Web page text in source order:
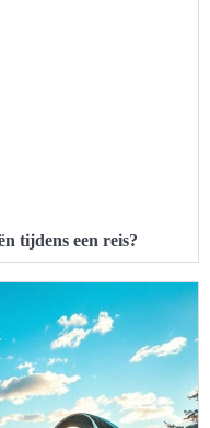
tijdens een reis?